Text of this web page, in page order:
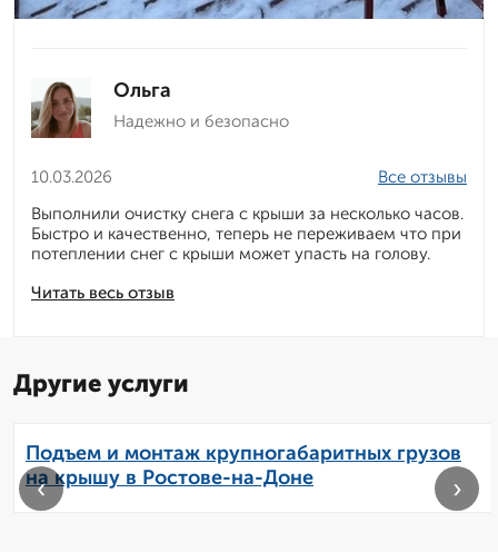
Ольга
Надежно и безопасно
10.03.2026
Читать весь отзыв
Все отзывы
Выполнили очистку снега с крыши за несколько часов.
Быстро и качественно, теперь не переживаем что при
потеплении снег с крыши может упасть на голову.
Другие услуги
Подъем и монтаж крупногабаритных грузов
на крышу в Ростове-на-Доне
‹ ›